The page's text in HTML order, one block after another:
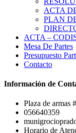
ACTA
PLAN
ACTA –
Mesa De Partes
Presupuesto
Contacto
Información de
Plaza de armas
056640359
Horario de